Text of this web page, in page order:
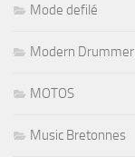
Mode defilé
Modern Drummer
MOTOS
Music Bretonnes